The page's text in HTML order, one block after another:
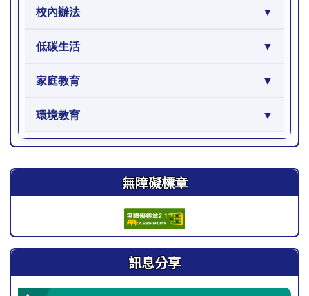
校內辦法
低碳生活
家庭教育
環境教育
右邊區域內容 無障礙標章
訊息分享